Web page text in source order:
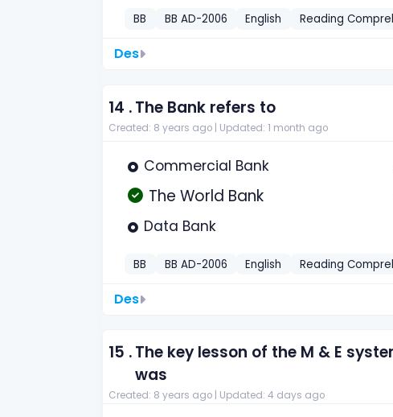
BB BB AD-2006 English Reading
Des
14 .The Bank refers to
Created: 8 years ago | Updated: 1 month ago
Commercial Bank
The World Bank
Data Bank
BB BB AD-2006 English Reading
Des
15 .The key lesson of the M & E
was
Created: 8 years ago | Updated: 4 days ago